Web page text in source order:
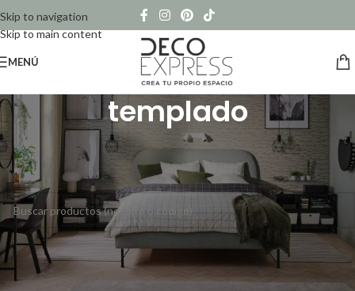
Skip to navigation
Skip to main content
MENÚ
templado
Inicio/ Productos etiquetados “templado”
No se han encontrado productos que coincidan con tu selección.